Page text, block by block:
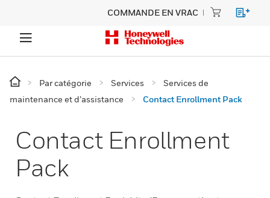
COMMANDE EN VRAC
Par catégorie Services
Services de
maintenance et d’assistance
Contact Enrollment Pack
Contact Enrollment
Pack